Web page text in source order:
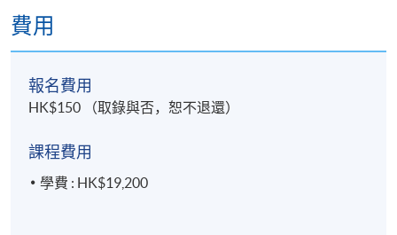
費用
報名費用
HK$150 （取錄與否，恕不退還）
課程費用
學費 : HK$19,200